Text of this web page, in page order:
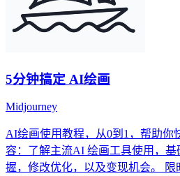
5分钟搞定 AI绘画
Midjourney
AI绘画使用教程，从0到1，帮助你
容：了解主流AI 绘画工具使用，
握，修改优化，以及变现机会。 限